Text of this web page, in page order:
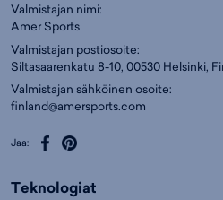
Tuotteeseen liittyvät listaukset:
Miesten juoksukengät,
Vedenpitävät kengät ,Urheilukengät ,
Väri:
Musta SALLI7070)
Valmistajan nimi:
Amer Sports
Valmistajan postiosoite:
Siltasaarenkatu 8-10, 00530 Helsinki,
Valmistajan sähköinen osoite:
finland@amersports.com
Jaa:
Teknologiat